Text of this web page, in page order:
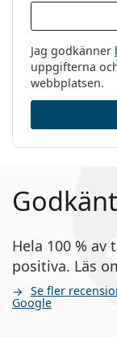
Jag godkänner
uppgifterna
webbplatsen.
Hela 100 %
positiva. Läs
Se fler
Google